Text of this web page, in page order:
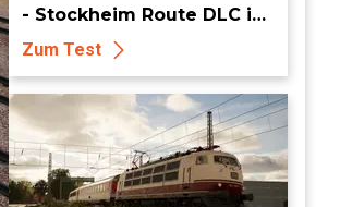
- Stockheim Route DLC im
Test: Gemächlich durch
Zum Test